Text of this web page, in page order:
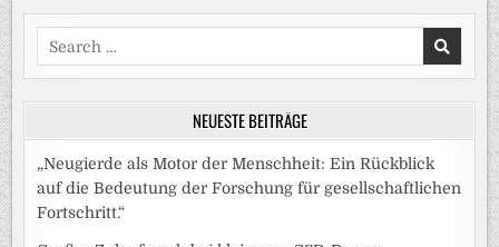
Search
for:
NEUESTE BEITRÄGE
„Neugierde als Motor der Menschheit: Ein Rückblick
auf die Bedeutung der Forschung für gesellschaftlichen
Fortschritt.“